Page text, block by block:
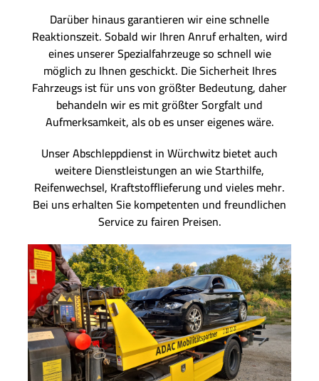
Darüber hinaus garantieren wir eine schnelle
Reaktionszeit. Sobald wir Ihren Anruf erhalten, wird
eines unserer Spezialfahrzeuge so schnell wie
möglich zu Ihnen geschickt. Die Sicherheit Ihres
Fahrzeugs ist für uns von größter Bedeutung, daher
behandeln wir es mit größter Sorgfalt und
Aufmerksamkeit, als ob es unser eigenes wäre.
Unser Abschleppdienst in Würchwitz bietet auch
weitere Dienstleistungen an wie Starthilfe,
Reifenwechsel, Kraftstofflieferung und vieles mehr.
Bei uns erhalten Sie kompetenten und freundlichen
Service zu fairen Preisen.